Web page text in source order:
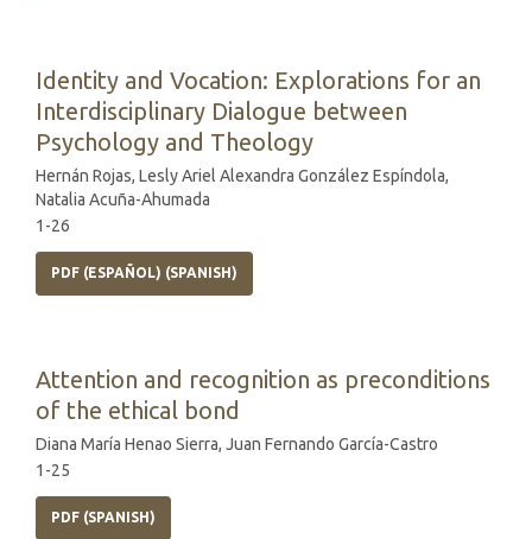
Identity and Vocation: Explorations for an
Interdisciplinary Dialogue between
Psychology and Theology
Hernán Rojas, Lesly Ariel Alexandra González Espíndola,
Natalia Acuña-Ahumada
1-26
PDF (ESPAÑOL) (SPANISH)
Attention and recognition as preconditions
of the ethical bond
Diana María Henao Sierra, Juan Fernando García-Castro
1-25
PDF (SPANISH)